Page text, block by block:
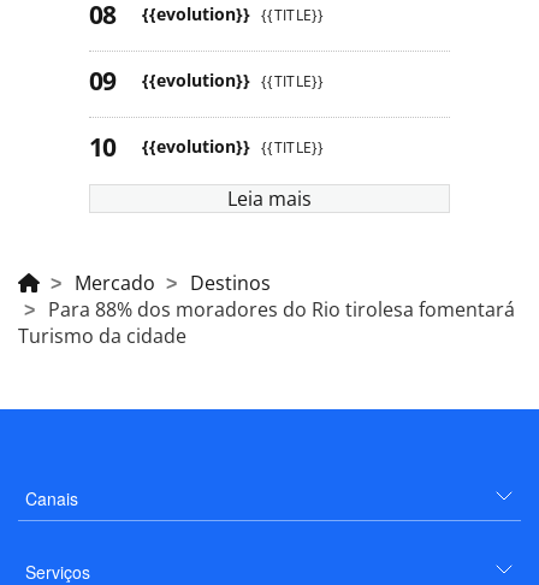
{{evolution}} {{TITLE}}
{{evolution}} {{TITLE}}
{{evolution}} {{TITLE}}
Leia mais
Mercado
Destinos
Para 88% dos moradores do Rio tirolesa fomentará
Turismo da cidade
Canais
Serviços